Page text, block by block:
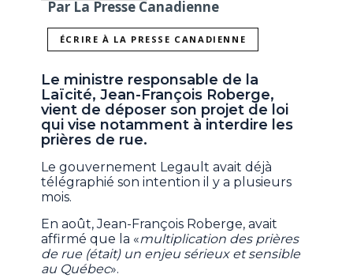
Par La Presse Canadienne
ÉCRIRE À LA PRESSE CANADIENNE
Le ministre responsable de la
Laïcité, Jean-François Roberge,
vient de déposer son projet de loi
qui vise notamment à interdire les
prières de rue.
Le gouvernement Legault avait déjà
télégraphié son intention il y a plusieurs
mois.
En août, Jean-François Roberge, avait
affirmé que la «multiplication des prières
de rue (était) un enjeu sérieux et sensible
au Québec».